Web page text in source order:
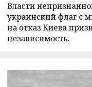
Власти
украинский флаг с
на отказ Киева
независимость.